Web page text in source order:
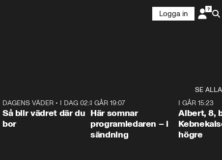
Logga in
SE ALLA
1:06
DAGENS VÄDER• I DAG 02:30
Så blir vädret där du
bor
I GÅR 19:07
Här somnar
programledaren – i
sändning
I GÅR 15:23
Albert, 8,
högre